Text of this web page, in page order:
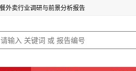
外卖行业调研与前景分析报告